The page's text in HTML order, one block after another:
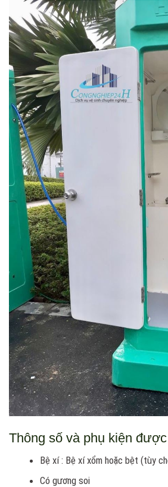
Thông số và phụ kiện
Bệ xí : Bệ xí xổm hoặc bệt (tùy
Có gương soi